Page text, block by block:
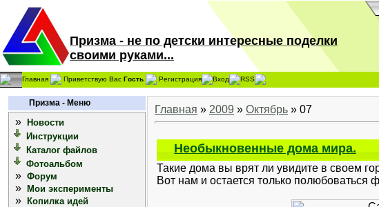
Призма - не по детски интересные поделки
своими руками...
Главная Приветствую Вас Гость Регистрация Вход RSS
Призма - Меню
»
Новости
Инструкции
Каталог файлов
Фотоальбом
» Форум
» Мои эксперименты
»
Копилка идей
Главная » 2009 » Октябрь » 07
Необыкновенные дома мира.
Такие дома вы врят ли увидите в своем
Вот нам и остается только полюбоваться